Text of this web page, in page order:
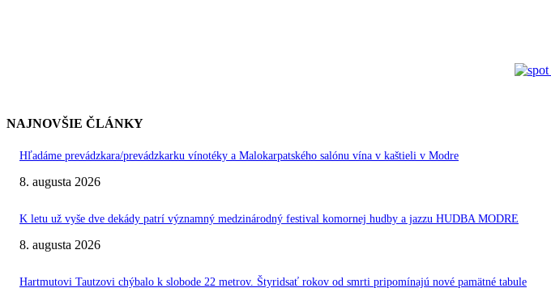
NAJNOVŠIE ČLÁNKY
Hľadáme prevádzkara/prevádzkarku vínotéky a Malokarpatského salónu vína v kaštieli v Modre
8. augusta 2026
K letu už vyše dve dekády patrí významný medzinárodný festival komornej hudby a jazzu HUDBA MODRE
8. augusta 2026
Hartmutovi Tautzovi chýbalo k slobode 22 metrov. Štyridsať rokov od smrti pripomínajú nové pamätné tabule